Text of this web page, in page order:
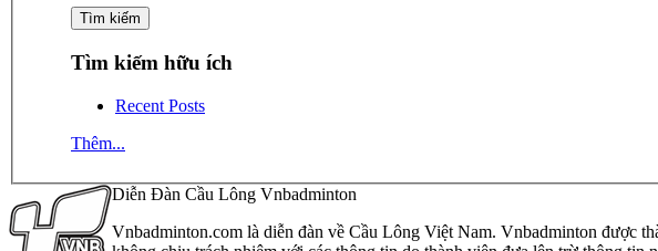
Tìm kiếm hữu ích
Recent Posts
Thêm...
Diễn Đàn Cầu Lông Vnbadminton
Vnbadminton.com là diễn đàn về Cầu Lông Việt Nam. Vnbadminton được